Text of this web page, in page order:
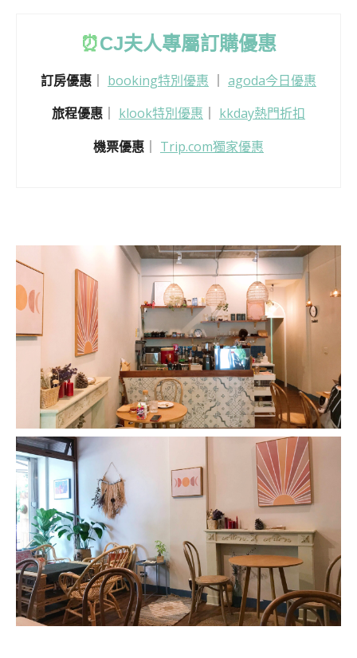
⏰CJ夫人專屬訂購優惠
訂房優惠 ｜ booking特別優惠 ｜ agoda今日優惠
旅程優惠
klook特別優惠
kkday熱門折扣
機票優惠
Trip.com獨家優惠